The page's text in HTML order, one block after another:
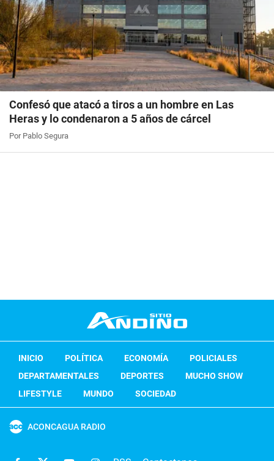
Confesó que atacó a tiros a un hombre en Las
Heras y lo condenaron a 5 años de cárcel
Por Pablo Segura
INICIO POLÍTICA ECONOMÍA
POLICIALES
DEPARTAMENTALES
DEPORTES
MUCHO SHOW
LIFESTYLE
MUNDO SOCIEDAD
ACONCAGUA RADIO